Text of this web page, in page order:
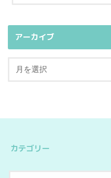
アーカイブ
カテゴリー